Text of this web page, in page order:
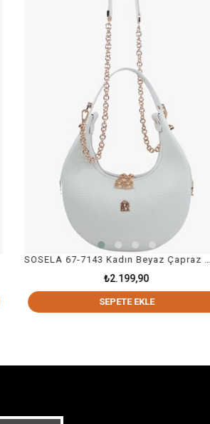
SOSELA 67-7143 Kadın Beyaz Çapraz Askılı Çanta
SEPETE EKLE